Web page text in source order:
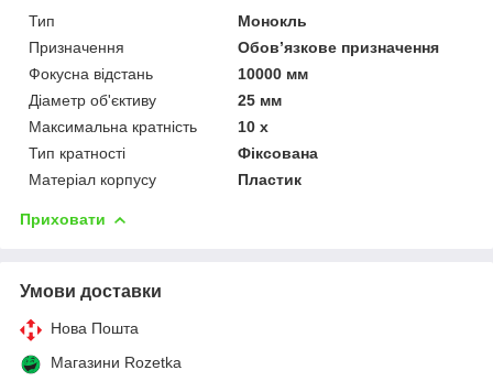
Тип
Монокль
Призначення
Обов’язкове призначення
Фокусна відстань
10000 мм
Діаметр об'єктиву
25 мм
Максимальна кратність
10 х
Тип кратності
Фіксована
Матеріал корпусу
Пластик
Приховати
Умови доставки
Нова Пошта
Магазини Rozetka